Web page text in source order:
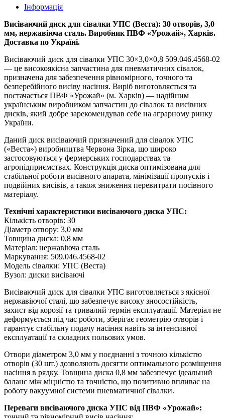
Інформація
Висіваючий диск для сівалки УПС (Веста): 30 отворів, 3,0
мм, нержавіюча сталь. Виробник ПВФ «Урожай», Харків.
Доставка по Україні.
Висіваючий диск для сівалки УПС 30×3,0×0,8 509.046.4568-02
— це високоякісна запчастина для пневматичних сівалок,
призначена для забезпечення рівномірного, точного та
безперебійного висіву насіння. Виріб виготовляється та
постачається ПВФ «Урожай» (м. Харків) — надійним
українським виробником запчастин до сівалок та висівних
дисків, який добре зарекомендував себе на аграрному ринку
України.
Даний диск висіваючий призначений для сівалок УПС
(«Веста») виробництва Червона Зірка, що широко
застосовуються у фермерських господарствах та
агропідприємствах. Конструкція диска оптимізована для
стабільної роботи висівного апарата, мінімізації пропусків і
подвійних висівів, а також зниження перевитрати посівного
матеріалу.
Технічні характеристики висіваючого диска УПС:
Кількість отворів: 30
Діаметр отвору: 3,0 мм
Товщина диска: 0,8 мм
Матеріал: нержавіюча сталь
Маркування: 509.046.4568-02
Модель сівалки: УПС (Веста)
Вузол: диски висіваючі
Висіваючий диск для сівалки УПС виготовляється з якісної
нержавіючої сталі, що забезпечує високу зносостійкість,
захист від корозії та тривалий термін експлуатації. Матеріал не
деформується під час роботи, зберігає геометрію отворів і
гарантує стабільну подачу насіння навіть за інтенсивної
експлуатації та складних польових умов.
Отвори діаметром 3,0 мм у поєднанні з точною кількістю
отворів (30 шт.) дозволяють досягти оптимального розміщення
насіння в рядку. Товщина диска 0,8 мм забезпечує ідеальний
баланс між міцністю та точністю, що позитивно впливає на
роботу вакуумної системи пневматичної сівалки.
Переваги висіваючого диска УПС від ПВФ «Урожай»: